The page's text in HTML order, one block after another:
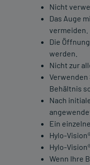
Nicht
Das Auge
vermeiden.
Die
werden.
Nicht zur
Behältnis
Nach
Ein
Hylo-
Hylo-
Wenn Ihre